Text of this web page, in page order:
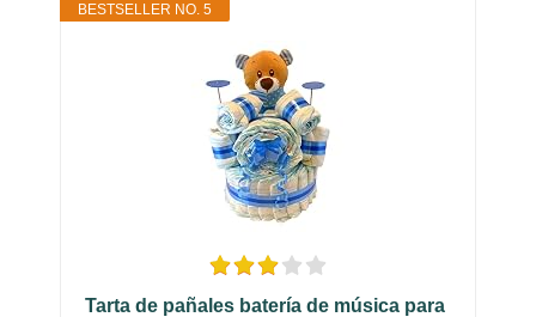
BESTSELLER NO. 5
Tarta de pañales batería de música para